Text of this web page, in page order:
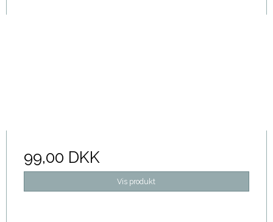
99,00 DKK
Vis produkt